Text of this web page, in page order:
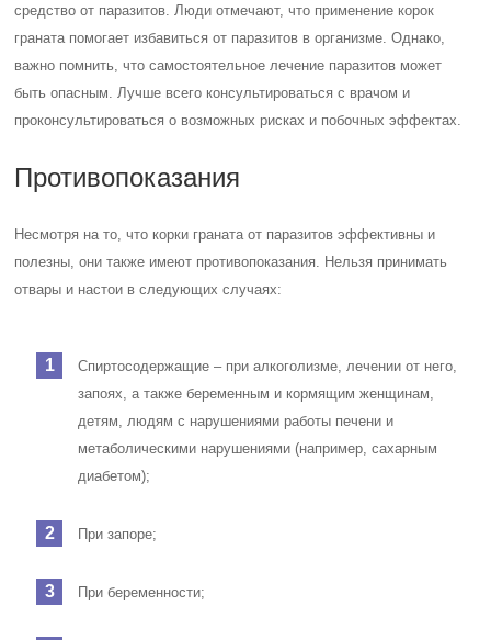
средство от паразитов. Люди отмечают, что применение корок
граната помогает избавиться от паразитов в организме. Однако,
важно помнить, что самостоятельное лечение паразитов может
быть опасным. Лучше всего консультироваться с врачом и
проконсультироваться о возможных рисках и побочных эффектах.
Противопоказания
Несмотря на то, что корки граната от паразитов эффективны и
полезны, они также имеют противопоказания. Нельзя принимать
отвары и настои в следующих случаях:
Спиртосодержащие – при алкоголизме, лечении от него,
запоях, а также беременным и кормящим женщинам,
детям, людям с нарушениями работы печени и
метаболическими нарушениями (например, сахарным
диабетом);
При запоре;
При беременности;